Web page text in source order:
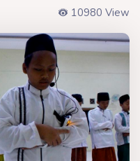
10980 View